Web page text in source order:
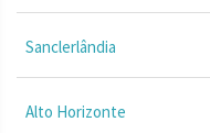
Sanclerlândia
Alto Horizonte